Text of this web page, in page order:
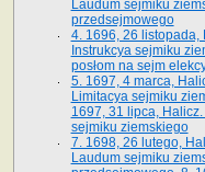
Laudum sejmiku
przedsejmowego
4. 1696, 26 listopada,
Instrukcya sejmiku
posłom na sejm
5. 1697, 4 marca,
Limitacya sejmiku
1697, 31 lipca,
sejmiku ziemskiego
7. 1698, 26 lutego,
Laudum sejmiku